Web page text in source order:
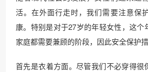
活。在外面行走时，我们需要注意保
康。特别是对于27岁的年轻女性，这个
家庭都需要兼顾的阶段，因此安全保护措
首先是衣着方面。尽管我们不必穿得很